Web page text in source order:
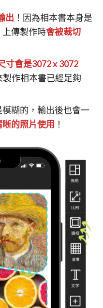
出 ！因為相本書本身是
傳製作時會被裁切
寸會是3072 x 3072
製作相本書已經足夠
糊的，輸出後也會一
的照片使用 ！